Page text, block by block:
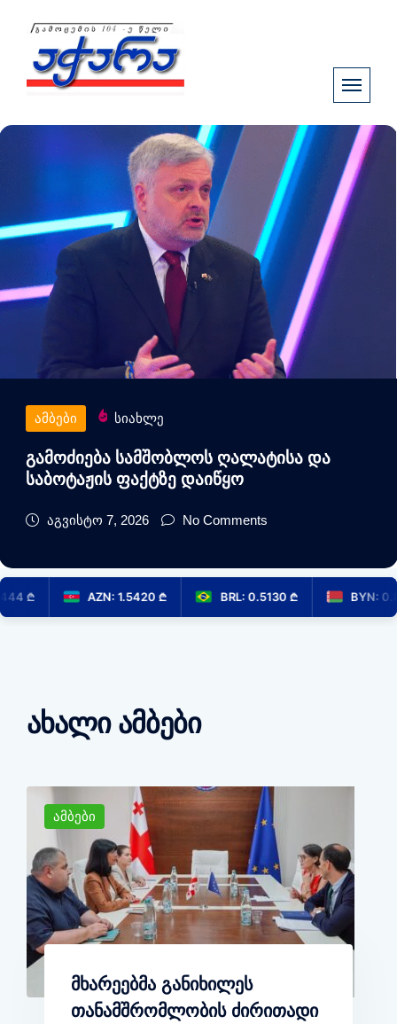
სიახლე
სამშობლოს ღალატისა და
ფაქტზე დაიწყო
7, 2026 No Comments
AZN: 1.5420 ₾ BRL: 0.5130 ₾ BYN: 0.8821
ახალი ამბები
ამბები
მხარეებმა განიხილეს
თანამშრომლობის ძირითადი